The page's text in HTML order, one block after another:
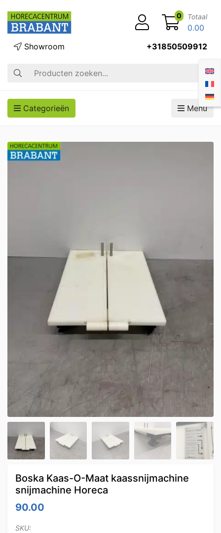
Zoek op
Showroom +31850509912
0 Totaal
0.00
Categorieën Menu
Boska Kaas-O-Maat kaassnijmachine
snijmachine Horeca
90.00
SKU: